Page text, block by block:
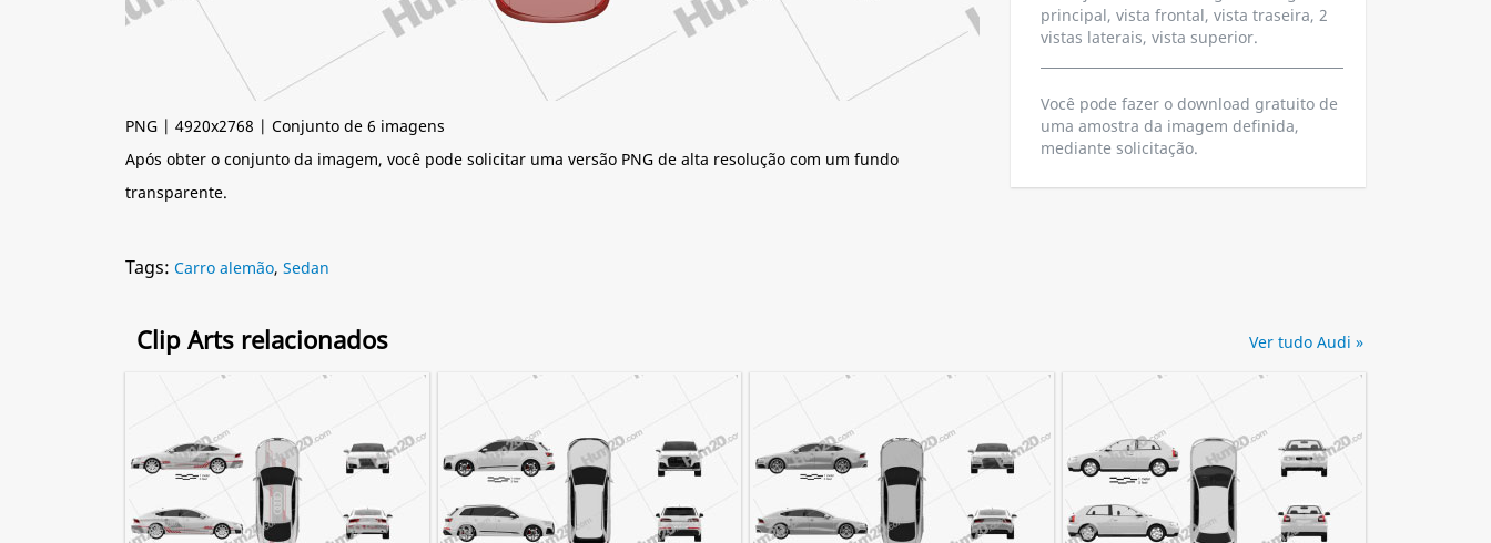
PNG | 4920x2768 | Conjunto de 6 imagens
Após obter o conjunto da imagem, você pode solicitar uma versão PNG de alta resolução com um fundo
transparente.
principal, vista frontal, vista traseira, 2
vistas laterais, vista superior.
Você pode fazer o download gratuito de
uma amostra da imagem definida,
mediante solicitação.
Tags: Carro alemão, Sedan
Clip Arts relacionados Ver tudo Audi »